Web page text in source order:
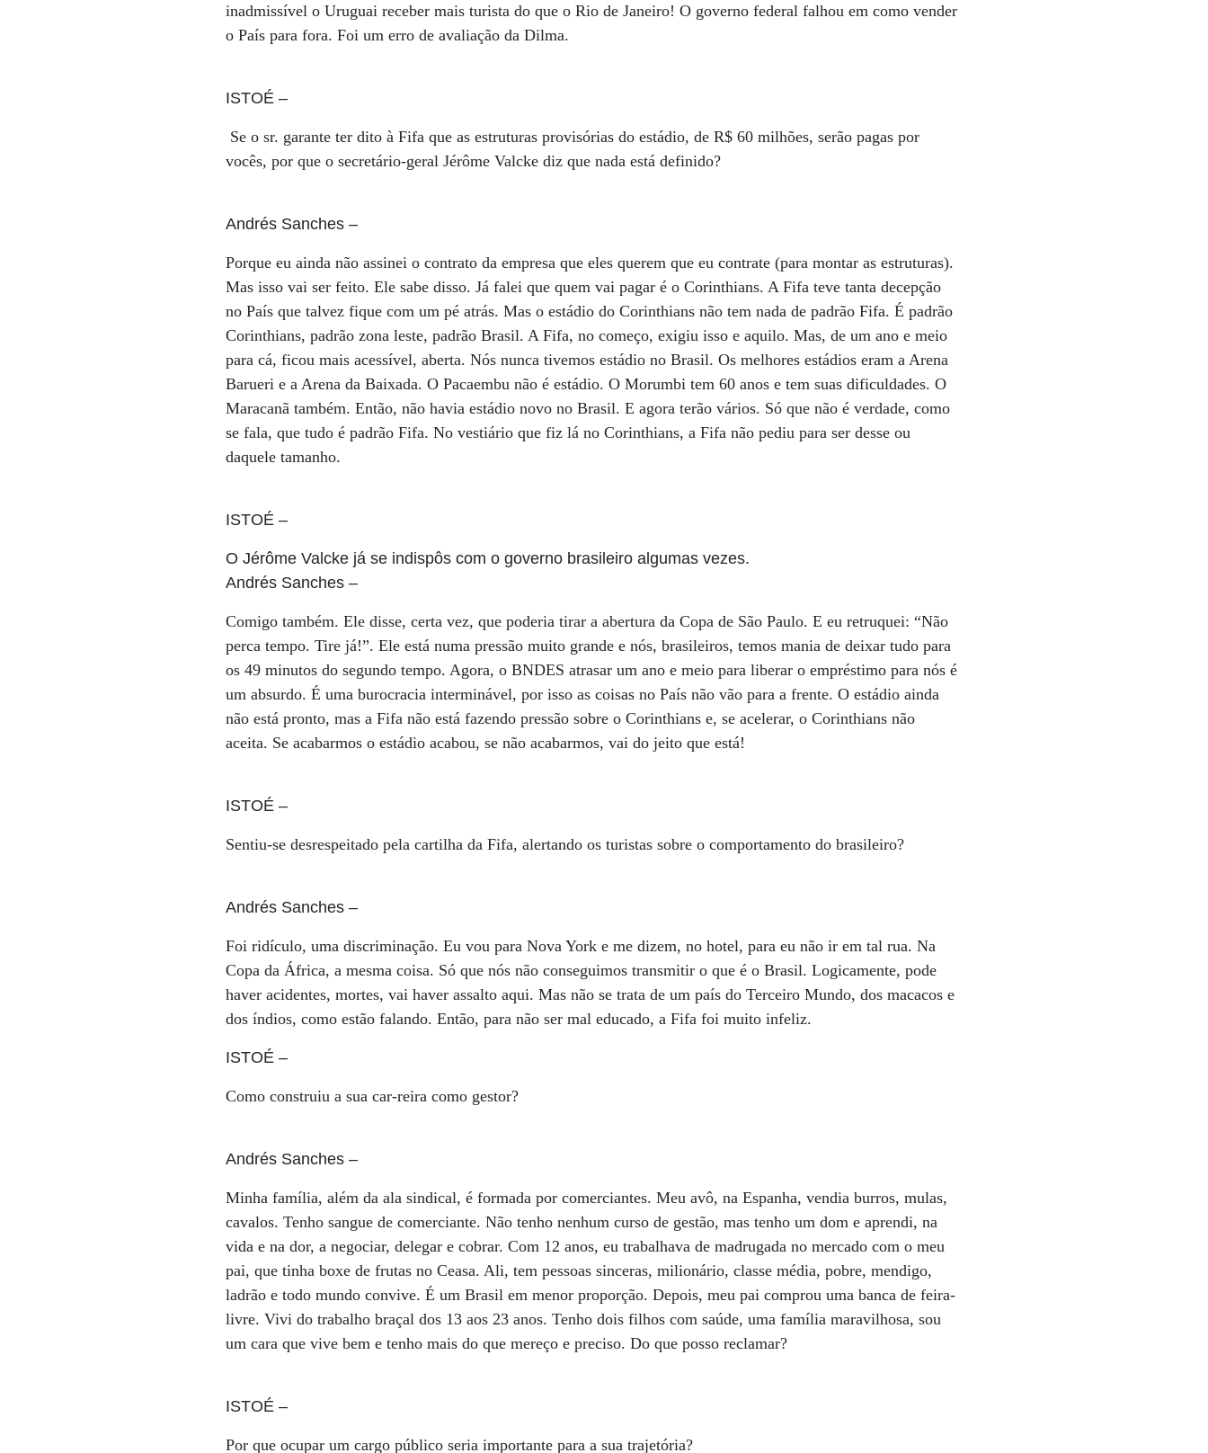
inadmissível o Uruguai receber mais turista do que o Rio de Janeiro! O governo federal falhou em como vender
o País para fora. Foi um erro de avaliação da Dilma.
ISTOÉ –
Se o sr. garante ter dito à Fifa que as estruturas provisórias do estádio, de R$ 60 milhões, serão pagas por
vocês, por que o secretário-geral Jérôme Valcke diz que nada está definido?
Andrés Sanches –
Porque eu ainda não assinei o contrato da empresa que eles querem que eu contrate (para montar as estruturas).
Mas isso vai ser feito. Ele sabe disso. Já falei que quem vai pagar é o Corinthians. A Fifa teve tanta decepção
no País que talvez fique com um pé atrás. Mas o estádio do Corinthians não tem nada de padrão Fifa. É padrão
Corinthians, padrão zona leste, padrão Brasil. A Fifa, no começo, exigiu isso e aquilo. Mas, de um ano e meio
para cá, ficou mais acessível, aberta. Nós nunca tivemos estádio no Brasil. Os melhores estádios eram a Arena
Barueri e a Arena da Baixada. O Pacaembu não é estádio. O Morumbi tem 60 anos e tem suas dificuldades. O
Maracanã também. Então, não havia estádio novo no Brasil. E agora terão vários. Só que não é verdade, como
se fala, que tudo é padrão Fifa. No vestiário que fiz lá no Corinthians, a Fifa não pediu para ser desse ou
daquele tamanho.
ISTOÉ –
O Jérôme Valcke já se indispôs com o governo brasileiro algumas vezes.
Andrés Sanches –
Comigo também. Ele disse, certa vez, que poderia tirar a abertura da Copa de São Paulo. E eu retruquei: “Não
perca tempo. Tire já!”. Ele está numa pressão muito grande e nós, brasileiros, temos mania de deixar tudo para
os 49 minutos do segundo tempo. Agora, o BNDES atrasar um ano e meio para liberar o empréstimo para nós é
um absurdo. É uma burocracia interminável, por isso as coisas no País não vão para a frente. O estádio ainda
não está pronto, mas a Fifa não está fazendo pressão sobre o Corinthians e, se acelerar, o Corinthians não
aceita. Se acabarmos o estádio acabou, se não acabarmos, vai do jeito que está!
ISTOÉ –
Sentiu-se desrespeitado pela cartilha da Fifa, alertando os turistas sobre o comportamento do brasileiro?
Andrés Sanches –
Foi ridículo, uma discriminação. Eu vou para Nova York e me dizem, no hotel, para eu não ir em tal rua. Na
Copa da África, a mesma coisa. Só que nós não conseguimos transmitir o que é o Brasil. Logicamente, pode
haver acidentes, mortes, vai haver assalto aqui. Mas não se trata de um país do Terceiro Mundo, dos macacos e
dos índios, como estão falando. Então, para não ser mal educado, a Fifa foi muito infeliz.
ISTOÉ –
Como construiu a sua car-reira como gestor?
Andrés Sanches –
Minha família, além da ala sindical, é formada por comerciantes. Meu avô, na Espanha, vendia burros, mulas,
cavalos. Tenho sangue de comerciante. Não tenho nenhum curso de gestão, mas tenho um dom e aprendi, na
vida e na dor, a negociar, delegar e cobrar. Com 12 anos, eu trabalhava de madrugada no mercado com o meu
pai, que tinha boxe de frutas no Ceasa. Ali, tem pessoas sinceras, milionário, classe média, pobre, mendigo,
ladrão e todo mundo convive. É um Brasil em menor proporção. Depois, meu pai comprou uma banca de feira-
livre. Vivi do trabalho braçal dos 13 aos 23 anos. Tenho dois filhos com saúde, uma família maravilhosa, sou
um cara que vive bem e tenho mais do que mereço e preciso. Do que posso reclamar?
ISTOÉ –
Por que ocupar um cargo público seria importante para a sua trajetória?